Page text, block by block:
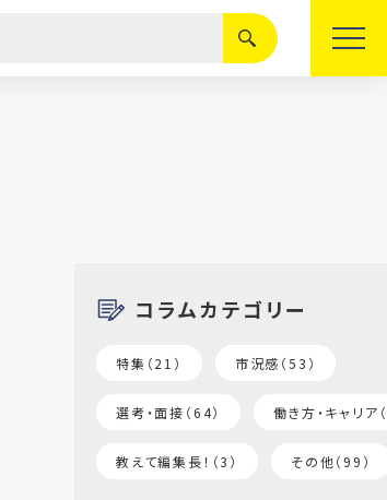
絞り込む
コラムカテゴリー
特集（21） 市況感（53）
選考・面接（64） 働き方・キャリア
教えて編集長！（3） その他（99）